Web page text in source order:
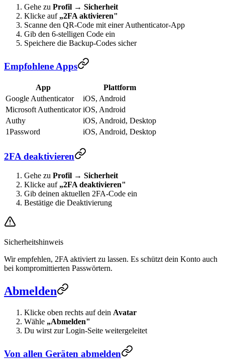
Gehe zu Profil → Sicherheit
Klicke auf „2FA aktivieren"
Scanne den QR-Code mit einer Authenticator-App
Gib den 6-stelligen Code ein
Speichere die Backup-Codes sicher
Empfohlene Apps
App
Plattform
Google Authenticator
iOS, Android
Microsoft Authenticator iOS, Android
Authy
iOS, Android, Desktop
1Password
iOS, Android, Desktop
2FA deaktivieren
Gehe zu Profil → Sicherheit
Klicke auf „2FA deaktivieren"
Gib deinen aktuellen 2FA-Code ein
Bestätige die Deaktivierung
Sicherheitshinweis
Wir empfehlen, 2FA aktiviert zu lassen. Es schützt dein Konto auch
bei kompromittierten Passwörtern.
Abmelden
Klicke oben rechts auf dein Avatar
Wähle „Abmelden"
Du wirst zur Login-Seite weitergeleitet
Von allen Geräten abmelden